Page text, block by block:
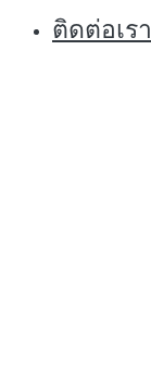
ติดต่อเรา